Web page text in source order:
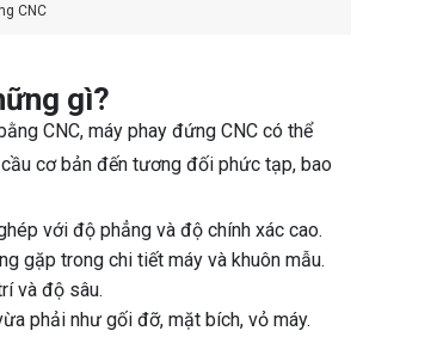
CNC
gì?
CNC, máy phay đứng CNC có thể
cơ bản đến tương đối phức tạp, bao
với độ phẳng và độ chính xác cao.
gặp trong chi tiết máy và khuôn mẫu.
và độ sâu.
phải như gối đỡ, mặt bích, vỏ máy.